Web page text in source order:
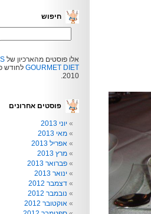
חיפוש
אלו פוסטים מהארכיון של
GOURMET DIET לחודש
2010.
פוסטים אחרונים
יוני 2013
מאי 2013
אפריל 2013
מרץ 2013
פברואר 2013
ינואר 2013
דצמבר 2012
נובמבר 2012
אוקטובר 2012